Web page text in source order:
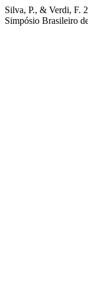
Silva, P., & Verdi, F.
Simpósio Brasileiro